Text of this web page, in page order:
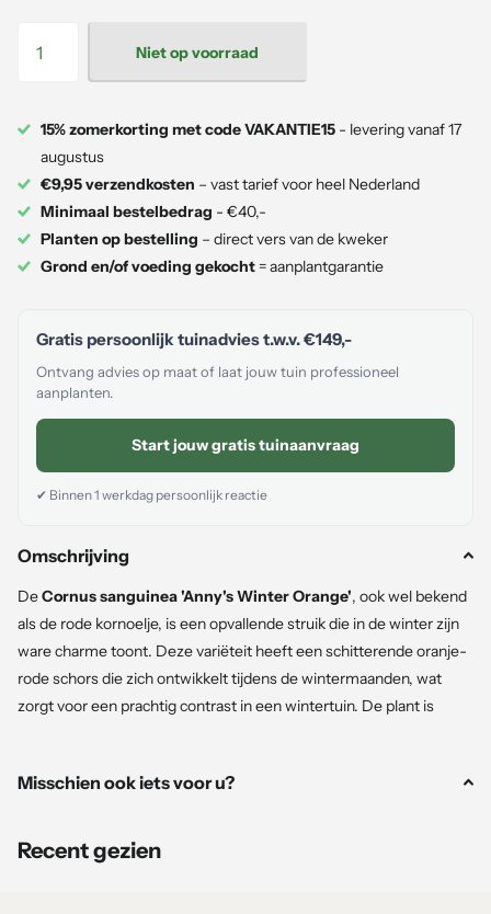
Niet op voorraad
15% zomerkorting met code VAKANTIE15 - levering vanaf 17
augustus
€9,95 verzendkosten – vast tarief voor heel Nederland
Minimaal bestelbedrag - €40,-
Planten op bestelling – direct vers van de kweker
Grond en/of voeding gekocht= aanplantgarantie
Gratis persoonlijk tuinadvies t.w.v.€149,-
Ontvang advies op maat of laat jouw tuin professioneel
aanplanten.
Start jouw gratis tuinaanvraag
✔ Binnen 1 werkdag persoonlijk reactie
Omschrijving
DeCornus sanguinea 'Anny's Winter Orange', ook wel bekend
als de rode kornoelje, is een opvallende struik die in de winter zijn
ware charme toont. Deze variëteit heeft een schitterende oranje-
rode schors die zich ontwikkelt tijdens de wintermaanden, wat
zorgt voor een prachtig contrast in een wintertuin. De plant is
Misschien ook iets voor u?
Recent gezien